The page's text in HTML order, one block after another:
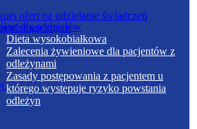
NEONATOLOGICZNY
dla oddziałów
Dieta wysokobiałkowa
Zalecenia żywieniowe dla pacjentów z
odleżynami
Zasady postępowania z pacjentem u
którego występuje ryzyko powstania
odleżyn
ofert na udzielanie świadczeń